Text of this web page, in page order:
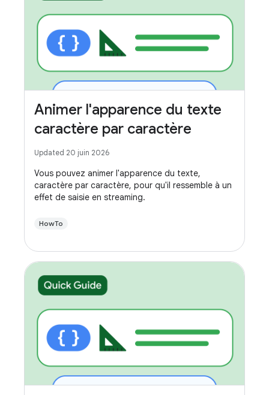
Animer l'apparence du texte
caractère par caractère
Updated 20 juin 2026
Vous pouvez animer l'apparence du texte,
caractère par caractère, pour qu'il ressemble à un
effet de saisie en streaming.
HowTo